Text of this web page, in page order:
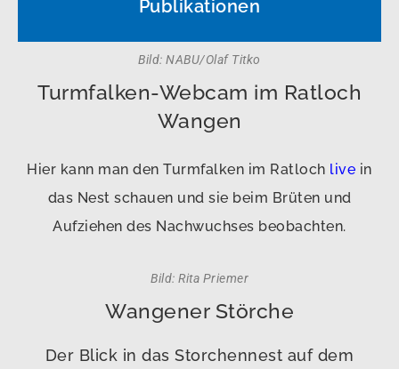
Publikationen
Bild: NABU/Olaf Titko
Turmfalken-Webcam im Ratloch
Wangen
Hier kann man den Turmfalken im Ratloch live in
das Nest schauen und sie beim Brüten und
Aufziehen des Nachwuchses beobachten.
Bild: Rita Priemer
Wangener Störche
Der Blick in das Storchennest auf dem